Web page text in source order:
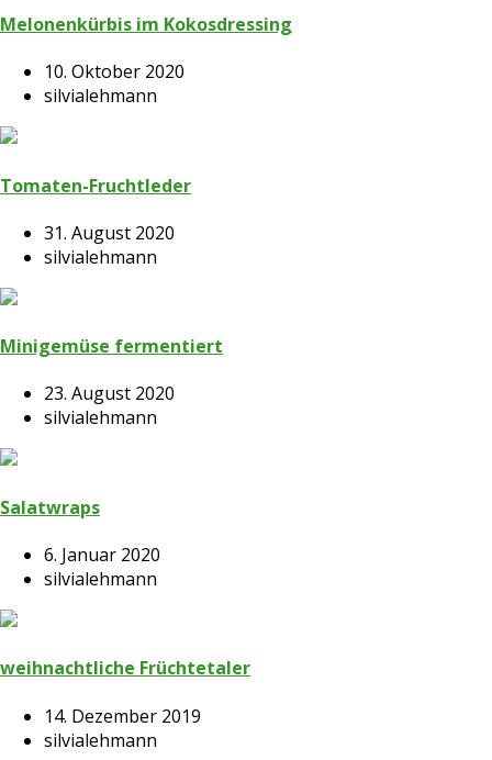
Melonenkürbis im Kokosdressing
10. Oktober 2020
silvialehmann
Tomaten-Fruchtleder
31. August 2020
silvialehmann
Minigemüse fermentiert
23. August 2020
silvialehmann
Salatwraps
6. Januar 2020
silvialehmann
weihnachtliche Früchtetaler
14. Dezember 2019
silvialehmann